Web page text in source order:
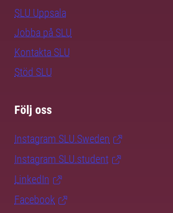
SLU Uppsala
Jobba på SLU
Kontakta SLU
Stöd SLU
Följ oss
Instagram SLU.Sweden
Instagram SLU.student
LinkedIn
Facebook